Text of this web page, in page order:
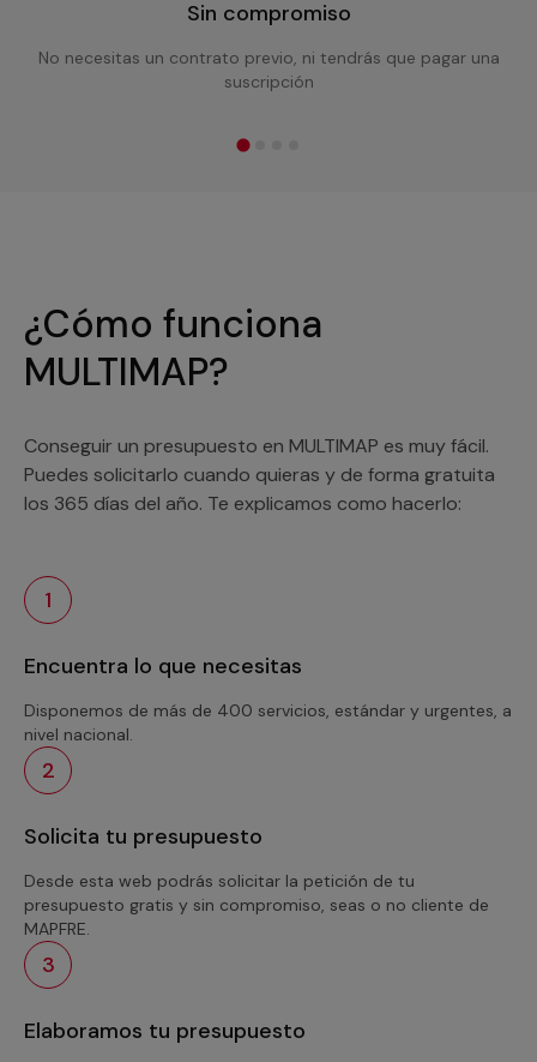
Sin compromiso
No necesitas un contrato previo, ni tendrás que pagar una
suscripción
¿Cómo funciona
MULTIMAP?
Conseguir un presupuesto en MULTIMAP es muy fácil.
Puedes solicitarlo cuando quieras y de forma gratuita
los 365 días del año. Te explicamos como hacerlo:
1
Encuentra lo que necesitas
Disponemos de más de 400 servicios, estándar y urgentes, a
nivel nacional.
2
Solicita tu presupuesto
Desde esta web podrás solicitar la petición de tu
presupuesto gratis y sin compromiso, seas o no cliente de
MAPFRE.
3
Elaboramos tu presupuesto